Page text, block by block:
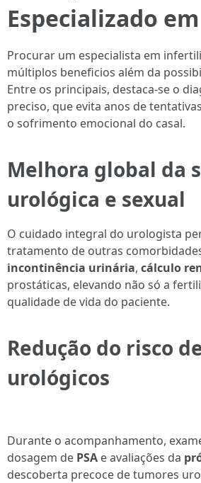
Especializado
Procurar um especialista em
múltiplos beneficios além da
Entre os principais, destaca-se o
preciso, que evita anos de
o sofrimento emocional do casal.
Melhora global da
urológica e sexual
O cuidado integral do urologista
tratamento de outras
incontinência urinária, cálculo
prostáticas, elevando não só a
qualidade de vida do paciente.
Redução do risco
urológicos
Durante o acompanhamento,
dosagem de PSA e avaliações da
descoberta precoce de tumores